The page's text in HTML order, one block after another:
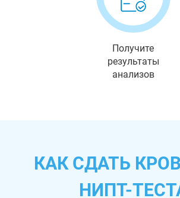
Получите
результаты
анализов
КАК СДАТЬ
НИПТ-